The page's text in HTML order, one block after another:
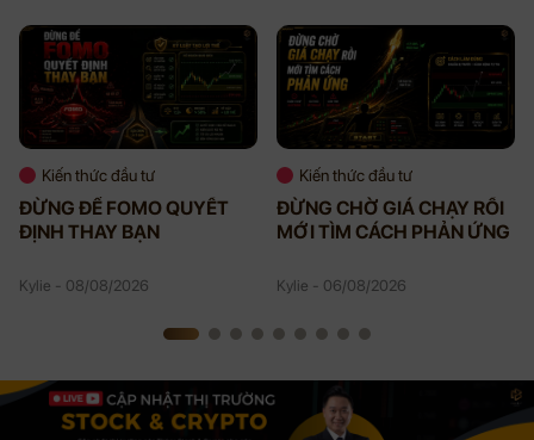
Kiến thức đầu tư
ĐỪNG ĐỂ FOMO QUYẾT
ĐỊNH THAY BẠN
Kylie - 08/08/2026
Kiến thức đầu tư
ĐỪNG CHỜ GIÁ CHẠY RỒI
MỚI TÌM CÁCH PHẢN ỨNG
Kylie - 06/08/2026